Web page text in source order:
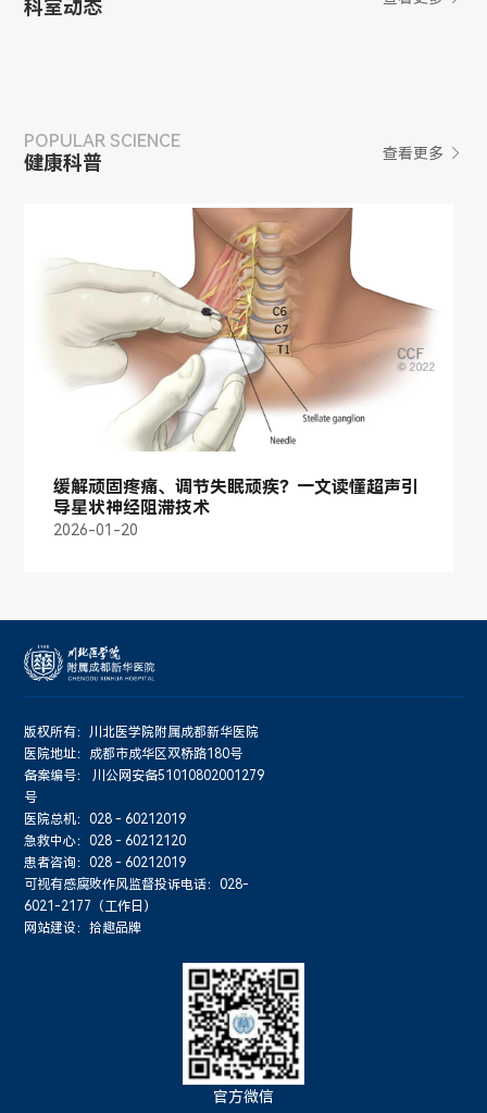
科室动态
POPULAR SCIENCE
健康科普 查看更多 
缓解顽固疼痛、调节失眠顽疾？一文读懂超声引
导星状神经阻滞技术
2026-01-20
版权所有：川北医学院附属成都新华医院
医院地址：成都市成华区双桥路180号
备案编号：川公网安备51010802001279
号
医院总机：028 - 60212019
急救中心：028 - 60212120
患者咨询：028 - 60212019
可视有感腐败作风监督投诉电话：028-
6021-2177（工作日）
网站建设：拾趣品牌
官方微信